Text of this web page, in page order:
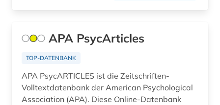
militärgeschichte (1)
musik (1)
musikwissenschaft (1)
APA PsycArticles
TOP-DATENBANK
APA PsycARTICLES ist die Zeitschriften-
Volltextdatenbank der American Psychological
Association (APA). Diese Online-Datenbank